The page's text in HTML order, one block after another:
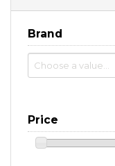
Brand
Price